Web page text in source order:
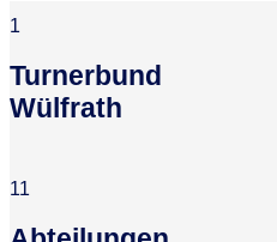
1
Turnerbund
Wülfrath
11